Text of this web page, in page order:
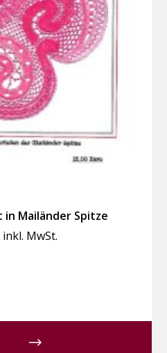
in Mailänder Spitze
inkl. MwSt.